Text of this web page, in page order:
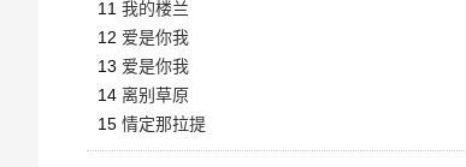
11 我的楼兰
12 爱是你我
13 爱是你我
14 离别草原
15 情定那拉提